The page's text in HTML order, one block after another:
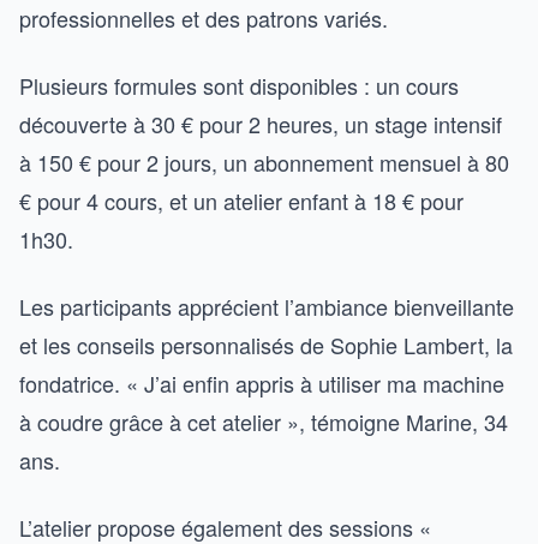
professionnelles et des patrons variés.
Plusieurs formules sont disponibles : un cours
découverte à 30 € pour 2 heures, un stage intensif
à 150 € pour 2 jours, un abonnement mensuel à 80
€ pour 4 cours, et un atelier enfant à 18 € pour
1h30.
Les participants apprécient l’ambiance bienveillante
et les conseils personnalisés de Sophie Lambert, la
fondatrice. « J’ai enfin appris à utiliser ma machine
à coudre grâce à cet atelier », témoigne Marine, 34
ans.
L’atelier propose également des sessions «